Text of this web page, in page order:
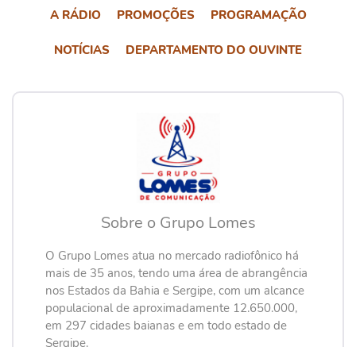
A RÁDIO PROMOÇÕES PROGRAMAÇÃO
NOTÍCIAS DEPARTAMENTO DO OUVINTE
Sobre o Grupo Lomes
O Grupo Lomes atua no mercado radiofônico há
mais de 35 anos, tendo uma área de abrangência
nos Estados da Bahia e Sergipe, com um alcance
populacional de aproximadamente 12.650.000,
em 297 cidades baianas e em todo estado de
Sergipe.